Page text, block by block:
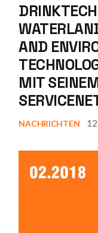
AND
MIT
NACHRICHTEN